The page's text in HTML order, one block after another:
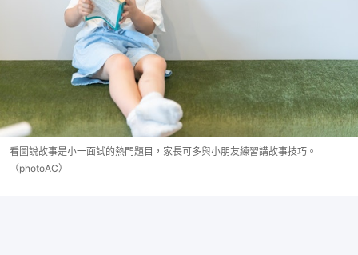
看圖說故事是小一面試的熱門題目，家長可多與小朋友練習講故事技巧。
（photoAC）